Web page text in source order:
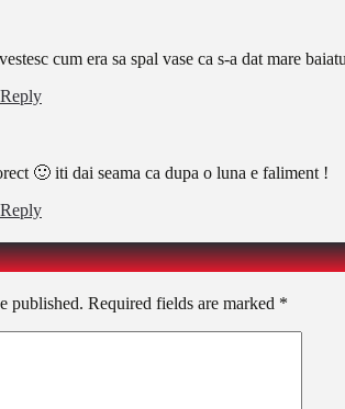
cum era sa spal vase ca s-a dat mare
Reply
🙂 iti dai seama ca dupa o luna e faliment !
Reply
published. Required fields are marked *